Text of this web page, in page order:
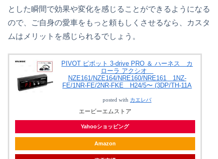
とした瞬間で効果や変化を感じることができるようになる
ので、ご自身の愛車をもっと頼もしくさせるなら、カスタ
ムはメリットを感じられるでしょう。
PIVOT ピボット 3-drive PRO ＆ ハーネス カ
ローラ アクシオ
NZE161/NZE164/NRE160/NRE161 1NZ-
FE/1NR-FE/2NR-FKE H24/5〜 (3DP/TH-11A
posted with カエレバ
エービーエムストア
Yahooショッピング
Amazon